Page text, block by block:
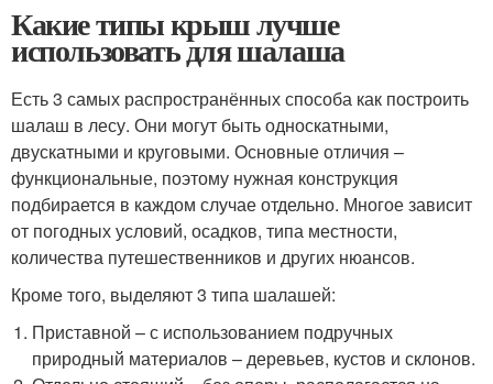
Какие типы крыш лучше
использовать для шалаша
Есть 3 самых распространённых способа как построить
шалаш в лесу. Они могут быть односкатными,
двускатными и круговыми. Основные отличия –
функциональные, поэтому нужная конструкция
подбирается в каждом случае отдельно. Многое зависит
от погодных условий, осадков, типа местности,
количества путешественников и других нюансов.
Кроме того, выделяют 3 типа шалашей:
Приставной – с использованием подручных
природный материалов – деревьев, кустов и склонов.